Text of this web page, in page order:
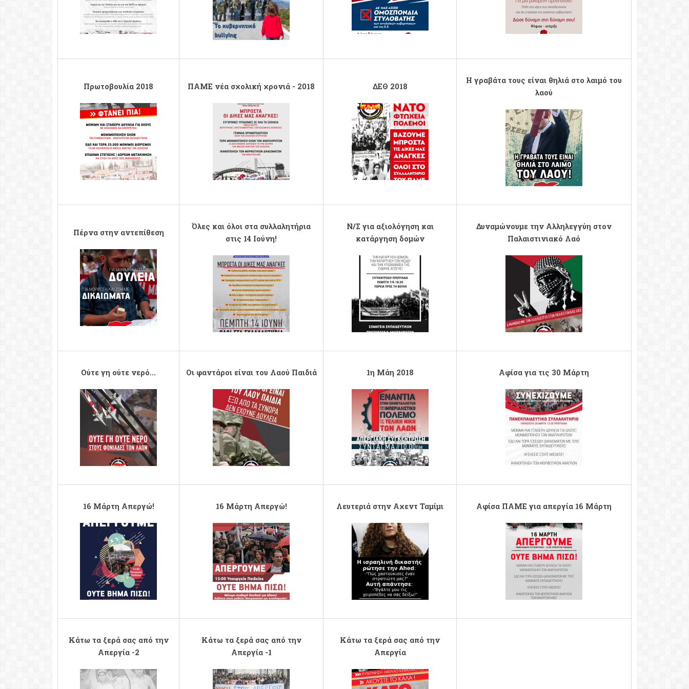
Πρωτοβουλία 2018
ΠΡΩΤΟΒΟΥΛΙΑ-ΦΘΙΝΟΠΩΡΟ-2018
ΠΑΜΕ νέα σχολική χρονιά - 2018
ΠΑΜΕ-ΦΘΙΝΩΠΟΡΟ-2018@0,5x.png
ΔΕΘ 2018
AFISADETH18.png
Η γραβάτα τους είναι θηλιά στο λαιμό του
λαού
gravata1.png
Πέρνα στην αντεπίθεση
pame-sum2018.png
Όλες και όλοι στα συλλαλητήρια
στις 14 Ιούνη!
afisa-pame-14-iouni-02.jpg
Ν/Σ για αξιολόγηση και
κατάργηση δομών
ΠΕΜΠΤΗ 7 ΙΟΥΝΗ-1.jpg
Δυναμώνουμε την Αλληλεγγύη στον
Παλαιστινιακό Λαό
Afisa%20Palest%2070y.JPG
Ούτε γη ούτε νερό...
afisa-pame-gia-polemo-2.jpg
Οι φαντάροι είναι του Λαού Παιδιά 1η Μάη 2018
1-5-2018-red.JPG
Αφίσα για τις 30 Μάρτη
afisa_gia_panekp_syl_30_marti_2018.jpg
16 Μάρτη Απεργώ!
16mar.png
16 Μάρτη Απεργώ!
16mar2.png
Λευτεριά στην Αχεντ Ταμίμι
freepalaistine.png
Αφίσα ΠΑΜΕ για απεργία 16 Μάρτη
16mar_pame03x_0.png
Κάτω τα ξερά σας από την
Απεργία -2
apergia_old_2.png
Κάτω τα ξερά σας από την
Απεργία -1
apergia_old_1.png
Κάτω τα ξερά σας από την
Απεργία
dikaioma_apergia.png